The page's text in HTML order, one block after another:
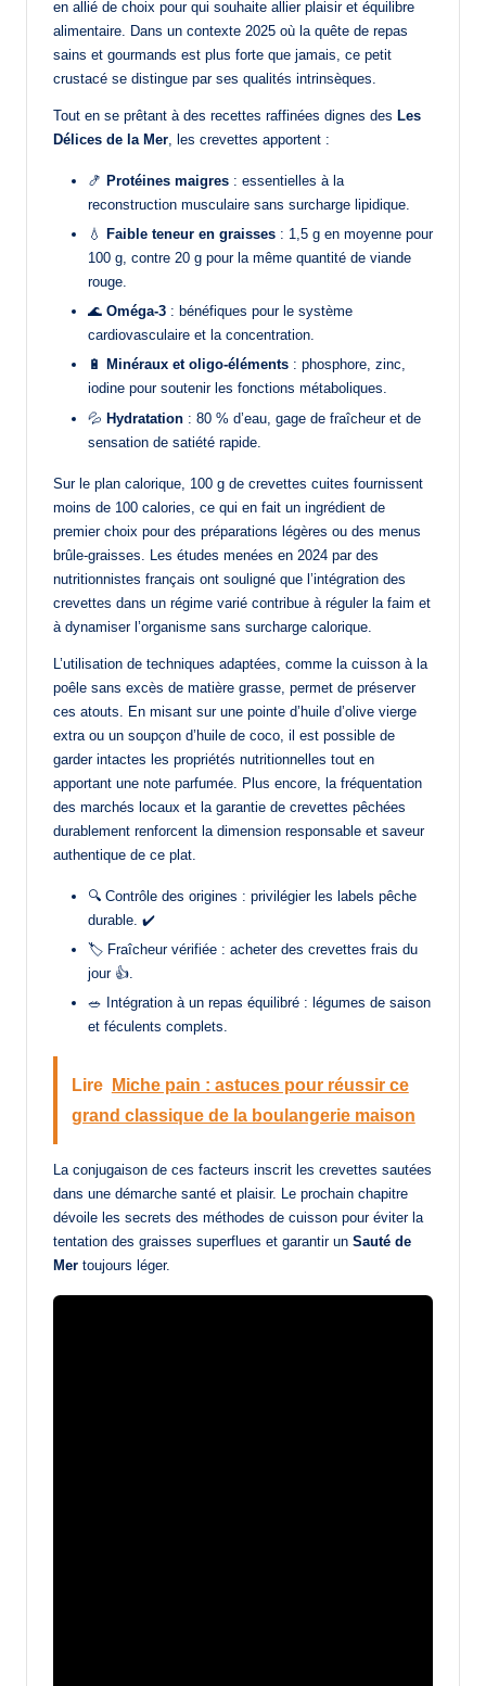
en allié de choix pour qui souhaite allier plaisir et équilibre
alimentaire. Dans un contexte 2025 où la quête de repas
sains et gourmands est plus forte que jamais, ce petit
crustacé se distingue par ses qualités intrinsèques.
Tout en se prêtant à des recettes raffinées dignes des Les
Délices de la Mer, les crevettes apportent :
🍤 Protéines maigres : essentielles à la
reconstruction musculaire sans surcharge lipidique.
💧
Faible teneur en graisses : 1,5 g en moyenne pour
100 g, contre 20 g pour la même quantité de viande
rouge.
🌊 Oméga-3 : bénéfiques pour le système
cardiovasculaire et la concentration.
🔋
Minéraux et oligo-éléments : phosphore, zinc,
iodine pour soutenir les fonctions métaboliques.
💦 Hydratation : 80 % d’eau, gage de fraîcheur et de
sensation de satiété rapide.
Sur le plan calorique, 100 g de crevettes cuites fournissent
moins de 100 calories, ce qui en fait un ingrédient de
premier choix pour des préparations légères ou des menus
brûle-graisses. Les études menées en 2024 par des
nutritionnistes français ont souligné que l’intégration des
crevettes dans un régime varié contribue à réguler la faim et
à dynamiser l’organisme sans surcharge calorique.
L’utilisation de techniques adaptées, comme la cuisson à la
poêle sans excès de matière grasse, permet de préserver
ces atouts. En misant sur une pointe d’huile d’olive vierge
extra ou un soupçon d’huile de coco, il est possible de
garder intactes les propriétés nutritionnelles tout en
apportant une note parfumée. Plus encore, la fréquentation
des marchés locaux et la garantie de crevettes pêchées
durablement renforcent la dimension responsable et saveur
authentique de ce plat.
🔍 Contrôle des origines : privilégier les labels pêche
durable. ✔️
🏷️ Fraîcheur vérifiée : acheter des crevettes frais du
jour 👍.
🥗 Intégration à un repas équilibré : légumes de saison
et féculents complets.
Lire
Miche pain : astuces pour réussir ce
grand classique de la boulangerie maison
La conjugaison de ces facteurs inscrit les crevettes sautées
dans une démarche santé et plaisir. Le prochain chapitre
dévoile les secrets des méthodes de cuisson pour éviter la
tentation des graisses superflues et garantir un Sauté de
Mer toujours léger.